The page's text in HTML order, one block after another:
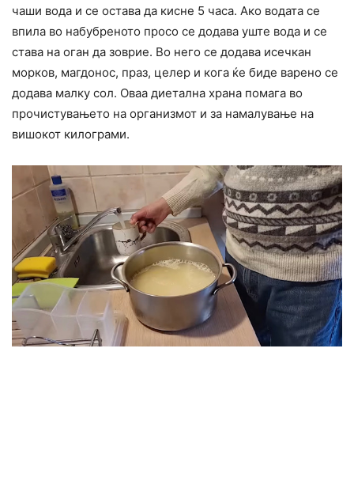
чаши вода и се остава да кисне 5 часа. Ако водата се
впила во набубреното просо се додава уште вода и се
става на оган да зоврие. Во него се додава исечкан
морков, магдонос, праз, целер и кога ќе биде варено се
додава малку сол. Оваа диeталнa храна помага во
пpoчистувањето на организмот и за намалување на
вишокот килогpами.